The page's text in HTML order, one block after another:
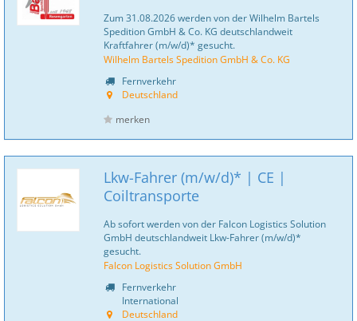
Zum 31.08.2026 werden von der Wilhelm Bartels
Spedition GmbH & Co. KG deutschlandweit
Kraftfahrer (m/w/d)* gesucht.
Wilhelm Bartels Spedition GmbH & Co. KG
Fernverkehr
Deutschland
merken
Lkw-Fahrer (m/w/d)* | CE |
Coiltransporte
Ab sofort werden von der Falcon Logistics Solution
GmbH deutschlandweit Lkw-Fahrer (m/w/d)*
gesucht.
Falcon Logistics Solution GmbH
Fernverkehr
International
Deutschland